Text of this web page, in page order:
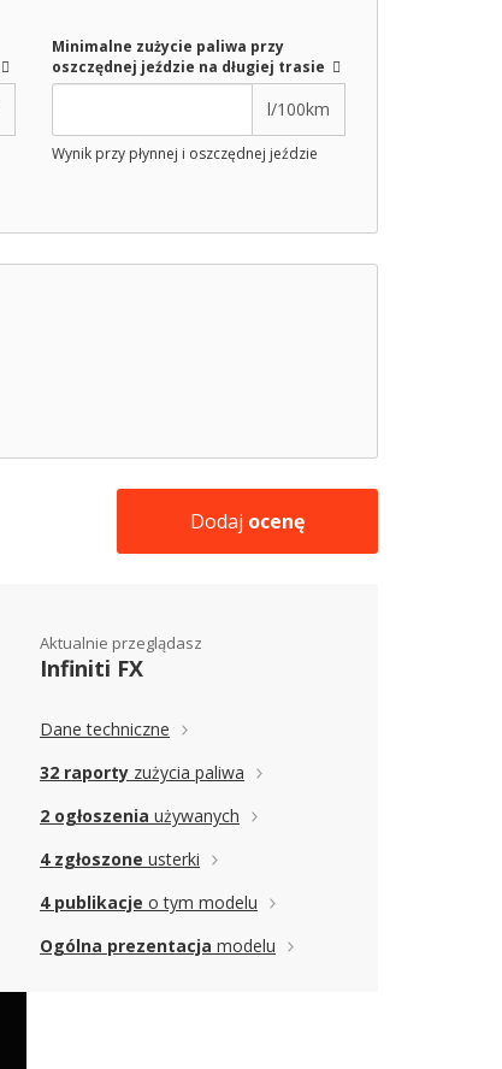
Minimalne zużycie paliwa przy
oszczędnej jeździe na długiej trasie
l/100km
Wynik przy płynnej i oszczędnej jeździe
Dodaj ocenę
Aktualnie przeglądasz
Infiniti FX
Dane techniczne
32 raporty zużycia paliwa
2 ogłoszenia używanych
4 zgłoszone usterki
4 publikacje o tym modelu
Ogólna prezentacja modelu